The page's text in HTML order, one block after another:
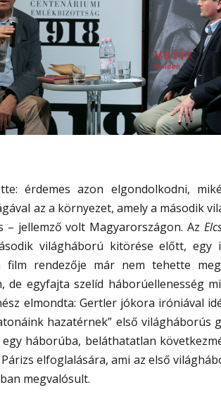
érdemes azon elgondolkodni,
az a környezet, amely a második
– jellemző volt Magyarországon. Az
világháború kitörése előtt, egy
film rendezője már nem tehette
de egyfajta szelíd háborúellenesség
elmondta: Gertler jókora iróniával
hazatérnek” első világháborús
háborúba, beláthatatlan
elfoglalására, ami az első
megvalósult.